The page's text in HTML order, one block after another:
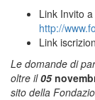
Link Invito
http://
Link
Le domande di
oltre il05
sito della